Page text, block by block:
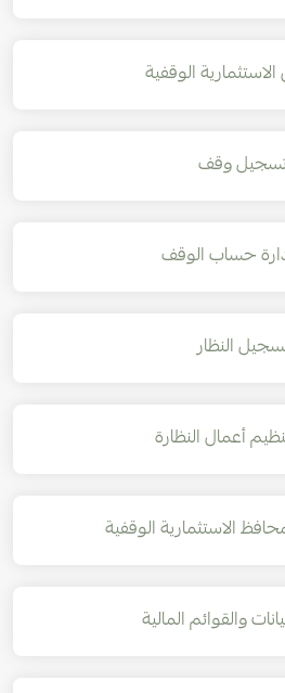
الاستثمارية الوقفية
وقف
حساب الوقف
النظار
أعمال النظارة
الاستثمارية الوقفية
والقوائم المالية